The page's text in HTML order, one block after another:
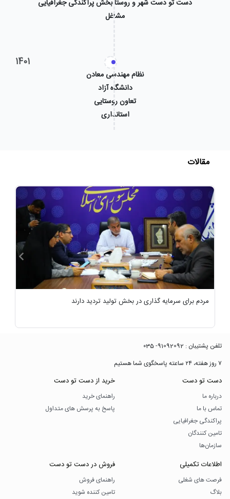
دست تو دست شهر و روستا بخش پراکندگی جغرافیایی
مشاغل
1401
نظام مهندسی معادن
دانشگاه آزاد
تعاون روستایی
استانداری
مقالات
مردم برای سرمایه گذاری در بخش تولید تردید دارند
تلفن پشتیبان : 91092092- ۰35
۷ روز هفته، ۲۴ ساعته پاسخگوی شما هستیم
دست تو دست
درباره ما
تماس با ما
پراکندگی جغرافیایی
تامین کنندگان
سازمان‌ها
خرید از دست تو دست
راهنمای خرید
پاسخ به پرسش های متداول
اطلاعات تکمیلی
فرصت های شغلی
بلاگ
فروش در دست تو دست
راهنمای فروش
تامین کننده شوید